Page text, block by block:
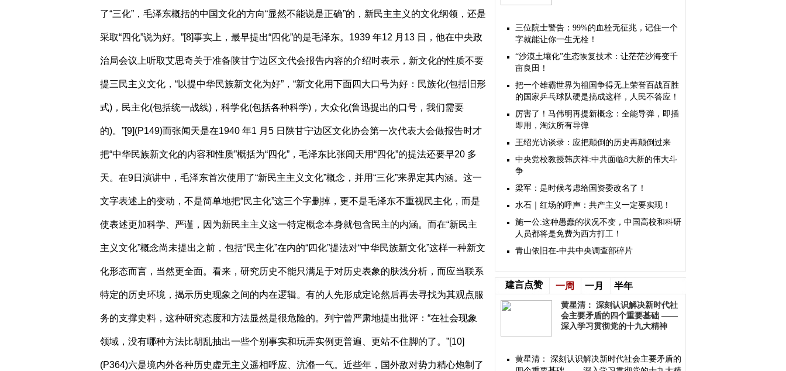
了“三化”，毛泽东概括的中国文化的方向“显然不能说是正确”的，新民主主义的文化纲领，还是
采取“四化”说为好。”[8]事实上，最早提出“四化”的是毛泽东。 1939 年12 月 13 日，他在中央政
治局会议上听取艾思奇关于准备陕甘宁边区文代会报告内容的介绍时表示，新文化的性质不要
提三民主义文化，“以提中华民族新文化为好”，“新文化用下面四大口号为好：民族化(包括旧形
式) ，民主化(包括统一战线) ，科学化(包括各种科学) ，大众化(鲁迅提出的口号，我们需要
的)。”[9](P149)而张闻天是在1940 年1 月 5 日陕甘宁边区文化协会第一次代表大会做报告时才
把“中华民族新文化的内容和性质”概括为“四化”，毛泽东比张闻天用“四化”的提法还要早20 多
天。在9日演讲中，毛泽东首次使用了“新民主主义文化”概念，并用“三化”来界定其内涵。这一
文字表述上的变动，不是简单地把“民主化”这三个字删掉，更不是毛泽东不重视民主化，而是
使表述更加科学、严谨，因为新民主主义这一特定概念本身就包含民主的内涵。而在“新民主
主义文化”概念尚未提出之前，包括“民主化”在内的“四化”提法对“中华民族新文化”这样一种新文
化形态而言，当然更全面。看来，研究历史不能只满足于对历史表象的肤浅分析，而应当联系
特定的历史环境，揭示历史现象之间的内在逻辑。有的人先形成定论然后再去寻找为其观点服
务的支撑史料，这种研究态度和方法显然是很危险的。列宁曾严肃地提出批评：“在社会现象
领域，没有哪种方法比胡乱抽出一些个别事实和玩弄实例更普遍、更站不住脚的了。”[10]
(P364)六是境内外各种历史虚无主义遥相呼应、沆瀣一气。近些年，国外敌对势力精心炮制了
三位院士警告：99%的血栓无征兆，记住一个
字就能让你一生无栓！
“沙漠土壤化”生态恢复技术：让茫茫沙海变千
亩良田！
把一个雄霸世界为祖国争得无上荣誉百战百胜
的国家乒乓球队硬是搞成这样，人民不答应！
厉害了！马伟明再提新概念：全能导弹，即插
即用，淘汰所有导弹
王绍光访谈录：应把颠倒的历史再颠倒过来
中央党校教授韩庆祥:中共面临8大新的伟大斗
争
梁军：是时候考虑给国资委改名了！
水石｜红场的呼声：共产主义一定要实现！
施一公:这种愚蠢的状况不变，中国高校和科研
人员都将是免费为西方打工！
青山依旧在-中共中央调查部碎片
建言点赞 一周 一月 半年
黄星清： 深刻认识解决新时代社
会主要矛盾的四个重要基础 ——
深入学习贯彻党的十九大精神
黄星清： 深刻认识解决新时代社会主要矛盾的